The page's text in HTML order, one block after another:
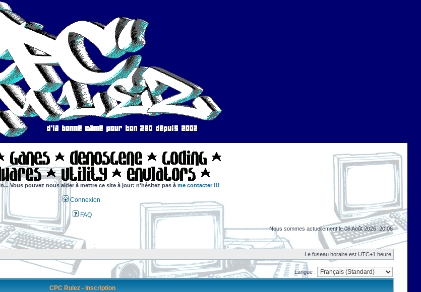
Vous pouvez nous aider à mettre ce site à jour: n'hésitez pas à me contacter !!!
Connexion
FAQ
Nous sommes actuellement le 08 Août 2026, 20:08
Le fuseau horaire est UTC+1 heure
Langue :
CPC Rulez - Inscription